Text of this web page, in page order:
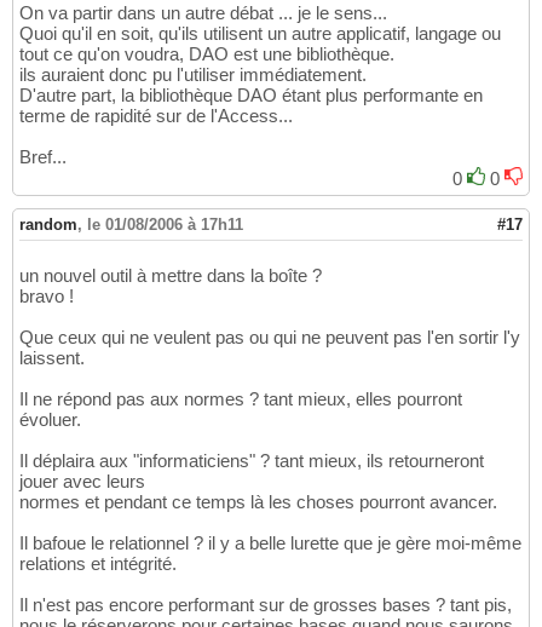
On va partir dans un autre débat ... je le sens...
Quoi qu'il en soit, qu'ils utilisent un autre applicatif, langage ou
tout ce qu'on voudra, DAO est une bibliothèque.
ils auraient donc pu l'utiliser immédiatement.
D'autre part, la bibliothèque DAO étant plus performante en
terme de rapidité sur de l'Access...
Bref...
0
0
random, le 01/08/2006 à 17h11 #17
un nouvel outil à mettre dans la boîte ?
bravo !
Que ceux qui ne veulent pas ou qui ne peuvent pas l'en sortir l'y
laissent.
Il ne répond pas aux normes ? tant mieux, elles pourront
évoluer.
Il déplaira aux "informaticiens" ? tant mieux, ils retourneront
jouer avec leurs
normes et pendant ce temps là les choses pourront avancer.
Il bafoue le relationnel ? il y a belle lurette que je gère moi-même
relations et intégrité.
Il n'est pas encore performant sur de grosses bases ? tant pis,